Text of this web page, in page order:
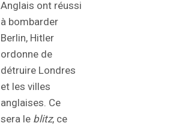
Anglais ont réussi
à bombarder
Berlin, Hitler
ordonne de
détruire Londres
et les villes
anglaises. Ce
sera le blitz, ce